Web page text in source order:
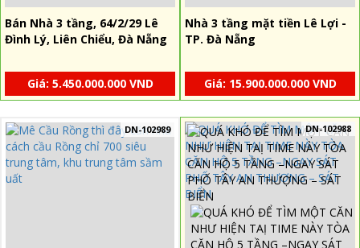
Bán Nhà 3 tầng, 64/2/29 Lê
Đình Lý, Liên Chiểu, Đà Nẵng
Giá: 5.450.000.000 VND
Nhà 3 tầng mặt tiền Lê Lợi -
TP. Đà Nẵng
Giá: 15.900.000.000 VND
DN-102989 DN-102988